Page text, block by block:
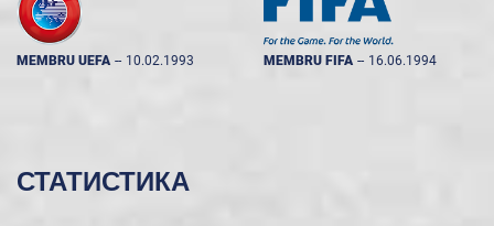
MEMBRU UEFA -- 10.02.1993 MEMBRU FIFA -- 16.06.1994
СТАТИСТИКА